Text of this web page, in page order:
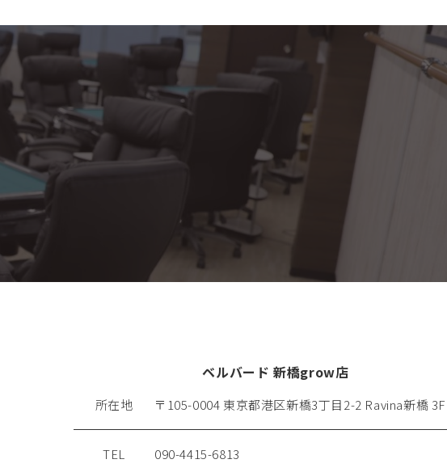
ベルバード 新橋grow店
所在地 〒105-0004 東京都港区新橋3丁目2-2 Ravina新橋 3F
TEL 090-4415-6813